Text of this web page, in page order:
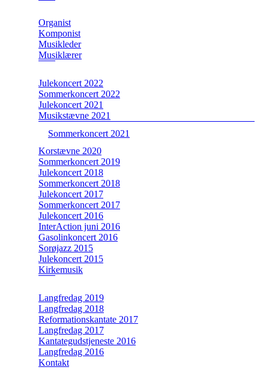
Organist
Komponist
Musikleder
Musiklærer
Julekoncert 2022
Sommerkoncert 2022
Julekoncert 2021
Musikstævne 2021
Sommerkoncert 2021
Korstævne 2020
Sommerkoncert 2019
Julekoncert 2018
Sommerkoncert 2018
Julekoncert 2017
Sommerkoncert 2017
Julekoncert 2016
InterAction juni 2016
Gasolinkoncert 2016
Sorøjazz 2015
Julekoncert 2015
Kirkemusik
Langfredag 2019
Langfredag 2018
Reformationskantate 2017
Langfredag 2017
Kantategudstjeneste 2016
Langfredag 2016
Kontakt